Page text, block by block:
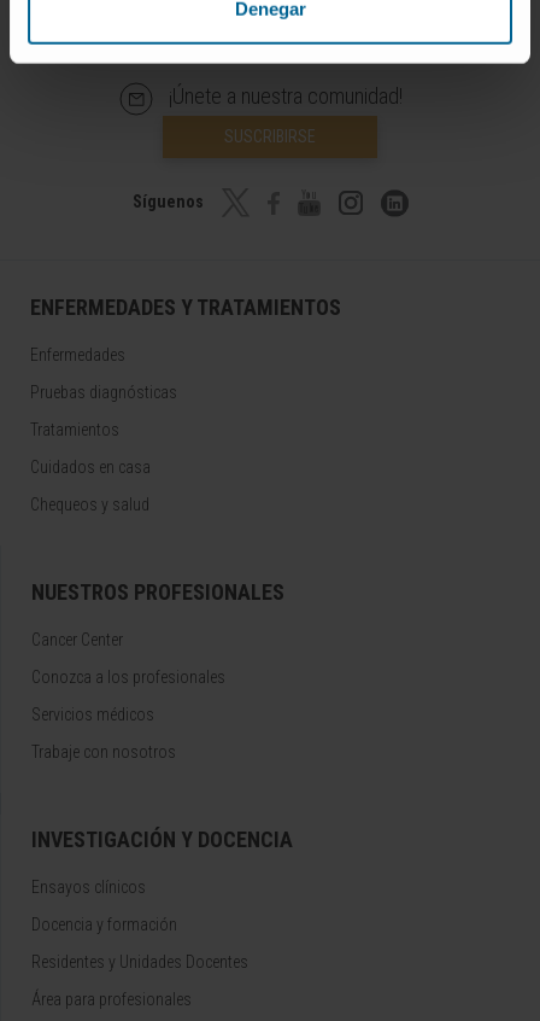
Denegar
¡Únete a nuestra comunidad!
SUSCRIBIRSE
Síguenos
ENFERMEDADES Y TRATAMIENTOS
Enfermedades
Pruebas diagnósticas
Tratamientos
Cuidados en casa
Chequeos y salud
NUESTROS PROFESIONALES
Cancer Center
Conozca a los profesionales
Servicios médicos
Trabaje con nosotros
INVESTIGACIÓN Y DOCENCIA
Ensayos clínicos
Docencia y formación
Residentes y Unidades Docentes
Área para profesionales